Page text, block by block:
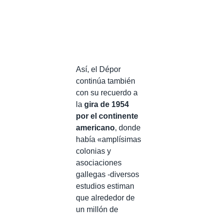
Así, el Dépor
continúa también
con su recuerdo a
la gira de 1954
por el continente
americano, donde
había «amplísimas
colonias y
asociaciones
gallegas -diversos
estudios estiman
que alrededor de
un millón de